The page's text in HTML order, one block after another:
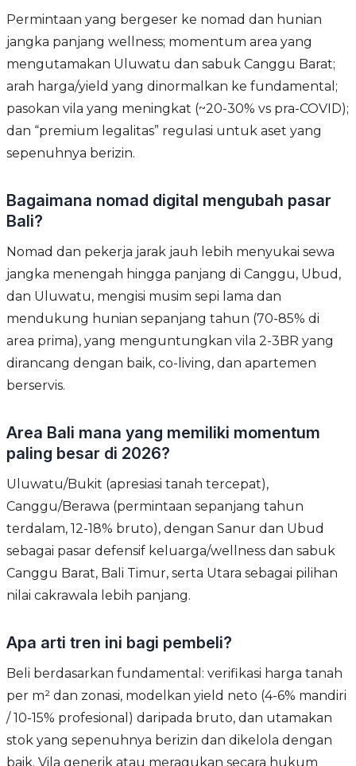
Permintaan yang bergeser ke nomad dan hunian
jangka panjang wellness; momentum area yang
mengutamakan Uluwatu dan sabuk Canggu Barat;
arah harga/yield yang dinormalkan ke fundamental;
pasokan vila yang meningkat (~20-30% vs pra-COVID);
dan “premium legalitas” regulasi untuk aset yang
sepenuhnya berizin.
Bagaimana nomad digital mengubah pasar
Bali?
Nomad dan pekerja jarak jauh lebih menyukai sewa
jangka menengah hingga panjang di Canggu, Ubud,
dan Uluwatu, mengisi musim sepi lama dan
mendukung hunian sepanjang tahun (70-85% di
area prima), yang menguntungkan vila 2-3BR yang
dirancang dengan baik, co-living, dan apartemen
berservis.
Area Bali mana yang memiliki momentum
paling besar di 2026?
Uluwatu/Bukit (apresiasi tanah tercepat),
Canggu/Berawa (permintaan sepanjang tahun
terdalam, 12-18% bruto), dengan Sanur dan Ubud
sebagai pasar defensif keluarga/wellness dan sabuk
Canggu Barat, Bali Timur, serta Utara sebagai pilihan
nilai cakrawala lebih panjang.
Apa arti tren ini bagi pembeli?
Beli berdasarkan fundamental: verifikasi harga tanah
per m² dan zonasi, modelkan yield neto (4-6% mandiri
/ 10-15% profesional) daripada bruto, dan utamakan
stok yang sepenuhnya berizin dan dikelola dengan
baik. Vila generik atau meragukan secara hukum